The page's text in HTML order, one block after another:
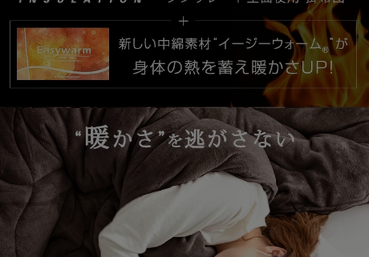
04/22/2026
tansu-gen790120
とても肌触りが良いです
>>タンスのゲンが返信しました
この度は、タンスのゲンをご利用いただき誠にありがとうご
ざいます。
数ある商品の中からお母さまへのプレゼントとして、当商品
をお選びいただき大変うれしく思っております。
お母さまにもお気に召していただけますと幸いです。
またのご利用、心よりお待ちしております。